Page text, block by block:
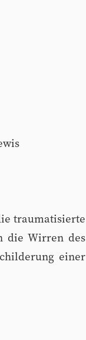
traumatisierte
die Wirren des
einer